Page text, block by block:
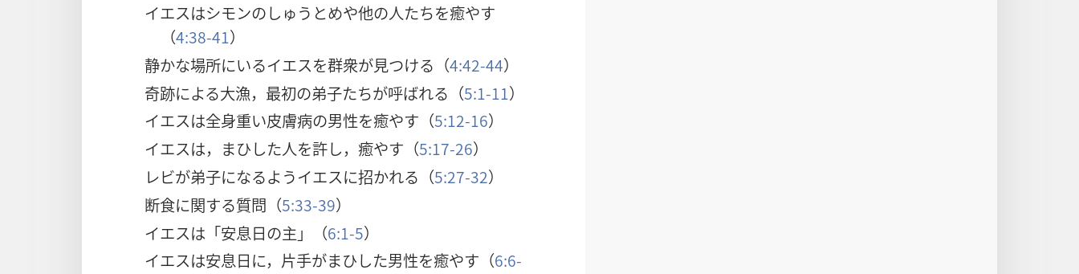
イエスはシモンのしゅうとめや他の人たちを癒やす
（4:38-41）
静かな場所にいるイエスを群衆が見つける（4:42-44）
奇跡による大漁，最初の弟子たちが呼ばれる（5:1-11）
イエスは全身重い皮膚病の男性を癒やす（5:12-16）
イエスは，まひした人を許し，癒やす（5:17-26）
レビが弟子になるようイエスに招かれる（5:27-32）
断食に関する質問（5:33-39）
イエスは「安息日の主」（6:1-5）
イエスは安息日に，片手がまひした男性を癒やす（6:6-